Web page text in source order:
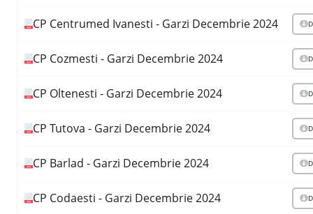
CP Centrumed Ivanesti - Garzi Decembrie 2024
CP Cozmesti - Garzi Decembrie 2024
CP Oltenesti - Garzi Decembrie 2024
CP Tutova - Garzi Decembrie 2024
CP Barlad - Garzi Decembrie 2024
CP Codaesti - Garzi Decembrie 2024